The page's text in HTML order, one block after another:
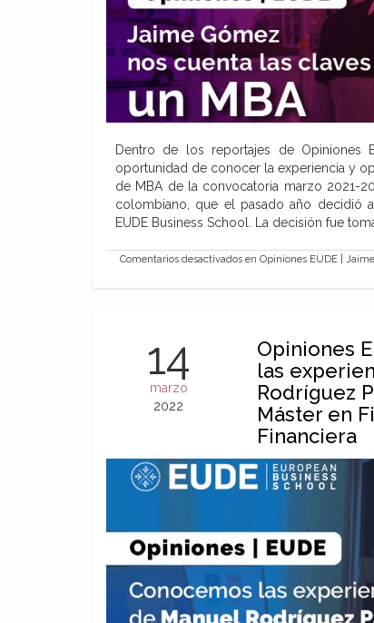
Dentro de los reportajes de Opiniones
oportunidad de conocer la experiencia y
de MBA de la convocatoria marzo
colombiano, que el pasado año decidió
EUDE Business School. La decisión fue
Comentarios desactivados en Opiniones EUDE |
14
marzo
2022
Opiniones
las
Rodríguez
Máster en
Financiera